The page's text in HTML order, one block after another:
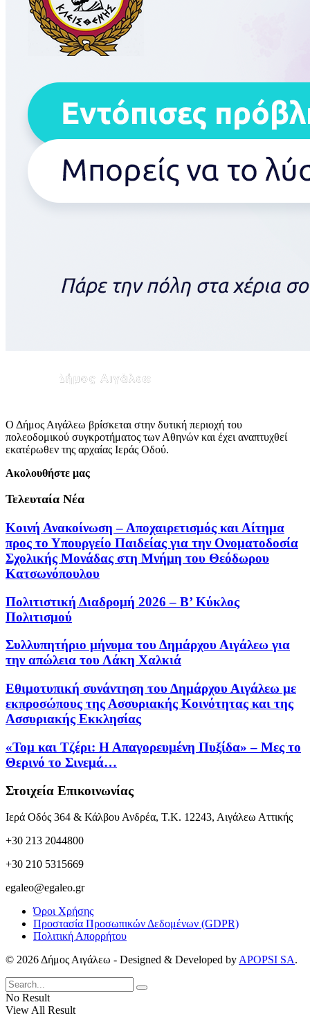
Ο Δήμος Αιγάλεω βρίσκεται στην δυτική περιοχή του
πολεοδομικού συγκροτήματος των Αθηνών και έχει αναπτυχθεί
εκατέρωθεν της αρχαίας Ιεράς Οδού.
Ακολουθήστε μας
Τελευταία Νέα
Κοινή Ανακοίνωση – Αποχαιρετισμός και Αίτημα
προς το Υπουργείο Παιδείας για την Ονοματοδοσία
Σχολικής Μονάδας στη Μνήμη του Θεόδωρου
Κατσωνόπουλου
Πολιτιστική Διαδρομή 2026 – Β’ Κύκλος
Πολιτισμού
Συλλυπητήριο μήνυμα του Δημάρχου Αιγάλεω για
την απώλεια του Λάκη Χαλκιά
Εθιμοτυπική συνάντηση του Δημάρχου Αιγάλεω με
εκπροσώπους της Ασσυριακής Κοινότητας και της
Ασσυριακής Εκκλησίας
«Τομ και Τζέρι: Η Απαγορευμένη Πυξίδα» – Μες το
Θερινό το Σινεμά…
Στοιχεία Επικοινωνίας
Ιερά Οδός 364 & Κάλβου Ανδρέα, Τ.Κ. 12243, Αιγάλεω Αττικής
+30 213 2044800
+30 210 5315669
egaleo@egaleo.gr
Όροι Χρήσης
Προστασία Προσωπικών Δεδομένων (GDPR)
Πολιτική Απορρήτου
© 2026 Δήμος Αιγάλεω - Designed & Developed by APOPSI SA.
No Result
View All Result